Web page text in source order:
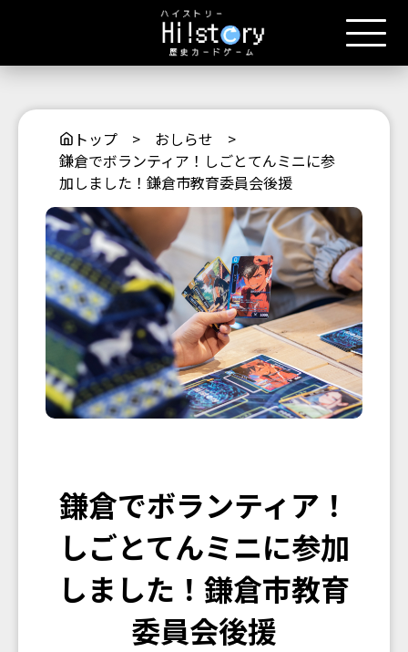
トップ > おしらせ >
鎌倉でボランティア！しごとてんミニに参
加しました！鎌倉市教育委員会後援
鎌倉でボランティア！
しごとてんミニに参加
しました！鎌倉市教育
委員会後援